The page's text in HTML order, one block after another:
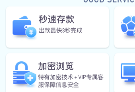
汽车钣金 汽车后桥